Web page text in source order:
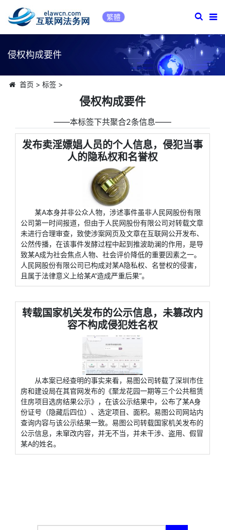
繁體
侵权构成要件
首页 > 标签>
侵权构成要件
――本标签下共聚合2条信息――
发布卖淫嫖娼人员的个人信息，侵犯当事
人的隐私权和名誉权
某A本身并非公众人物，涉述事件虽非人民网股份有限
公司第一时间报道，但由于人民网股份有限公司对转载文章
未进行合理审查，致使涉案网页及文章在互联网公开发布、
公然传播，在该事件发酵过程中起到推波助澜的作用，是导
致某A成为社会焦点人物、社会评价降低的重要因素之一。
人民网股份有限公司已构成对某A隐私权、名誉权的侵害，
且属于法律意义上给某A“造成严重后果”。
转载国家机关发布的公示信息，未篡改内
容不构成侵犯姓名权
从本案已经查明的事实来看，易图公司转载了深圳市住
房和建设局在其官网发布的《聚龙花园一期等三个公共租赁
住房项目选房结果公示》，在该公示结果中，公布了某A身
份证号（隐藏后四位）、选定项目、面积。易图公司网站内
查询内容与该公示结果一致。易图公司转载国家机关发布的
公示信息，未窜改内容，并无不当，并未干涉、盗用、假冒
某A的姓名。